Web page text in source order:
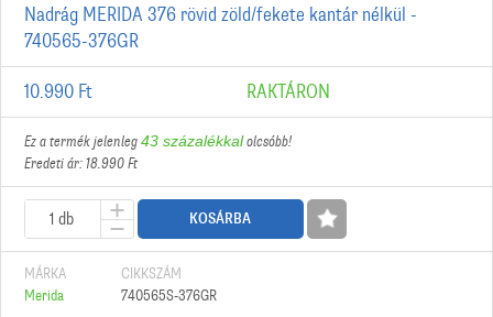
Nadrág MERIDA 376 rövid zöld/fekete kantár nélkül -
740565-376GR
10.990 Ft RAKTÁRON
Ez a termék jelenleg43 százalékkalolcsóbb!
Eredeti ár: 18.990 Ft
KOSÁRBA
MÁRKA
Merida
CIKKSZÁM
740565S-376GR